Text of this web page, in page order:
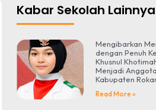
Kabar Sekolah Lainnya
Mengibarkan
dengan Penuh
Khusnul
Menjadi
Kabupaten
Read More »